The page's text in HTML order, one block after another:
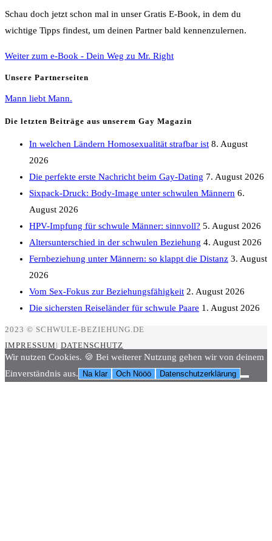
Schau doch jetzt schon mal in unser Gratis E-Book, in dem du
wichtige Tipps findest, um deinen Partner bald kennenzulernen.
Weiter zum e-Book - Dein Weg zu Mr. Right
Unsere Partnerseiten
Mann liebt Mann.
Die letzten Beiträge aus unserem Gay Magazin
In welchen Ländern Homosexualität strafbar ist 8. August
2026
Die perfekte erste Nachricht beim Gay-Dating 7. August 2026
Sixpack-Druck: Body-Image unter schwulen Männern 6.
August 2026
HPV-Impfung für schwule Männer: sinnvoll? 5. August 2026
Altersunterschied in der schwulen Beziehung 4. August 2026
Fernbeziehung unter Männern: so klappt die Distanz 3. August
2026
Vom Sex-Fokus zur Beziehungsfähigkeit 2. August 2026
Die sichersten Reiseländer für schwule Paare 1. August 2026
2023 © SCHWULE-BEZIEHUNG.DE
IMPRESSUM | DATENSCHUTZ
Wir nutzen Cookies. 🍪 Bei weiterer Nutzung gehen wir von deinem
Einverständnis aus. Na klar Och Nööö Datenschutzerklärung